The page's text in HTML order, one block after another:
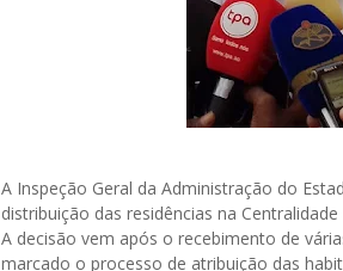
A Inspeção Geral da Administração do
distribuição das residências na
A decisão vem após o recebimento de
marcado o processo de atribuição das